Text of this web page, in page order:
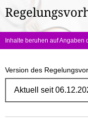
hier:
Inhalte beruhen auf Angaben
Version des